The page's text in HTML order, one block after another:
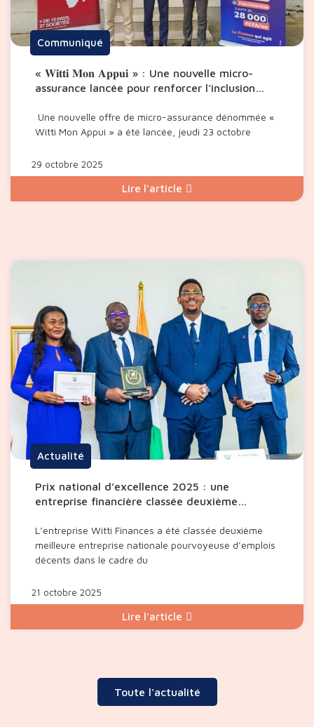
Communiqué
« 𝐖𝐢𝐭𝐭𝐢 𝐌𝐨𝐧 𝐀𝐩𝐩𝐮𝐢 » : Une nouvelle micro-
assurance lancée pour renforcer l’inclusion
Une nouvelle offre de micro-assurance dénommée «
Witti Mon Appui » a été lancée, jeudi 23 octobre
29 octobre 2025
Lire l'article
Actualité
Prix national d’excellence 2025 : une
entreprise financière classée deuxième
décents
L’entreprise Witti Finances a été classée deuxième
meilleure entreprise nationale pourvoyeuse d’emplois
décents dans le cadre du
21 octobre 2025
Lire l'article
Toute l'actualité